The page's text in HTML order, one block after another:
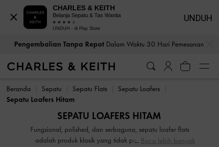
Pengembalian Tanpa RepotDalam Waktu 30 Hari Pemesanan
Pengembalian Tanpa RepotDalam Waktu 30 Hari Pemesanan
Beranda
Sepatu Sepatu Flats
Sepatu Loafers
Sepatu Loafers Hitam
SEPATU LOAFERS HITAM
Fungsional, polished, dan serbaguna, sepatu loafer flats
adalah produk klasik yang tidak pernah ketinggalan
Baca lebih banyak
CHARLES & KEITH
Belanja Sepatu & Tas Wanita
UNDUH - di Play Store
UNDUH